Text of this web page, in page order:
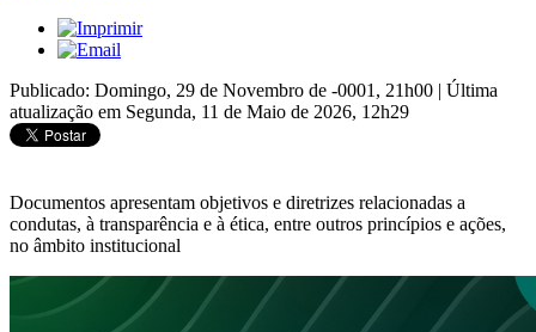
Publicado: Domingo, 29 de Novembro de -0001, 21h00 | Última
atualização em Segunda, 11 de Maio de 2026, 12h29
Documentos apresentam objetivos e diretrizes relacionadas a
condutas, à transparência e à ética, entre outros princípios e ações,
no âmbito institucional